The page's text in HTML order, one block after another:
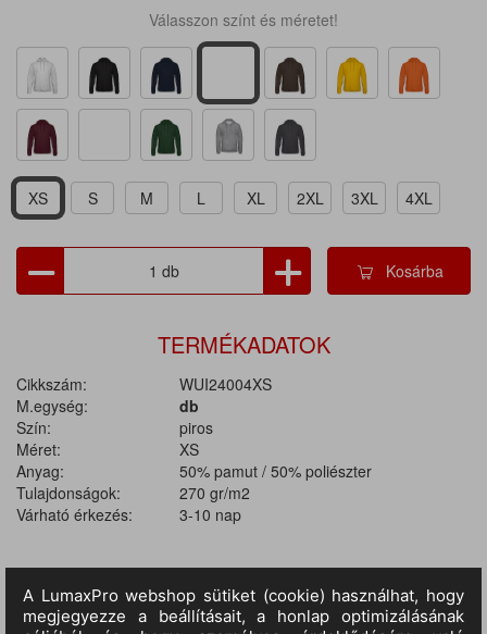
Válasszon színt és méretet!
XS S M L XL 2XL 3XL 4XL
Kosárba
TERMÉKADATOK
Cikkszám:
WUI24004XS
M.egység:
db
Szín:
piros
Méret:
XS
Anyag:
50% pamut / 50% poliészter
Tulajdonságok:
270 gr/m2
Várható érkezés:
3-10 nap